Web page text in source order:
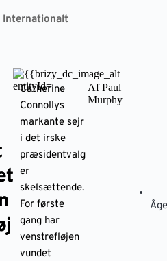
Internationalt
Catherine
Connollys
markante sejr
i det irske
præsidentvalg
er
skelsættende.
For første
gang har
venstrefløjen
vundet
Af Paul
Murphy